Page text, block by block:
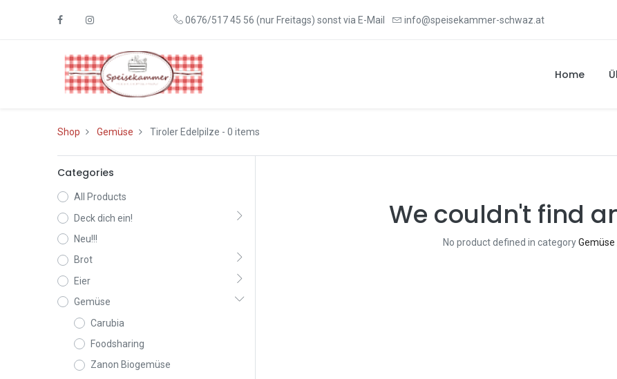
0676/517 45 56 (nur Freitags) sonst via E-Mail info@speisekammer-schwaz.at
Home
Shop Gemüse Tiroler Edelpilze - 0 items
Categories
All Products
Deck dich ein!
Neu!!!
Brot
Eier
Gemüse
Carubia
Foodsharing
Zanon Biogemüse
We couldn't find
No product defined in category